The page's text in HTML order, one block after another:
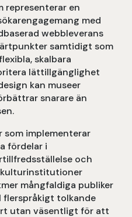
representerar en
med
webbleverans
samtidigt som
skalbara
lättillgänglighet
kan museer
snarare än
implementerar
fördelar i
och
mångfaldiga publiker
tolkande
utan väsentligt för att